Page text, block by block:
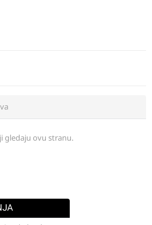
gledaju ovu stranu.